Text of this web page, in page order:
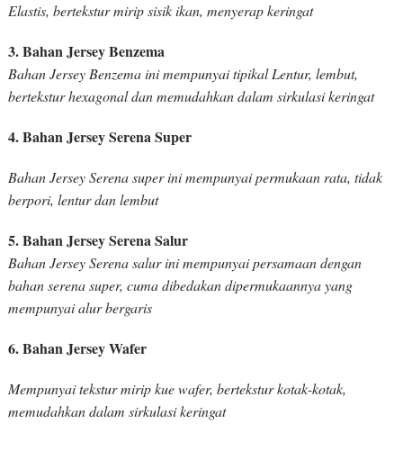
Elastis, bertekstur mirip sisik ikan, menyerap keringat
3. Bahan Jersey Benzema
Bahan Jersey Benzema ini mempunyai tipikal Lentur, lembut,
bertekstur hexagonal dan memudahkan dalam sirkulasi keringat
4. Bahan Jersey Serena Super
Bahan Jersey Serena super ini mempunyai permukaan rata, tidak
berpori, lentur dan lembut
5. Bahan Jersey Serena Salur
Bahan Jersey Serena salur ini mempunyai persamaan dengan
bahan serena super, cuma dibedakan dipermukaannya yang
mempunyai alur bergaris
6. Bahan Jersey Wafer
Mempunyai tekstur mirip kue wafer, bertekstur kotak-kotak,
memudahkan dalam sirkulasi keringat